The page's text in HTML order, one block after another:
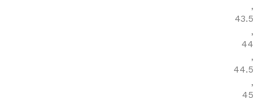
,
43.5
,
44
,
44.5
,
45